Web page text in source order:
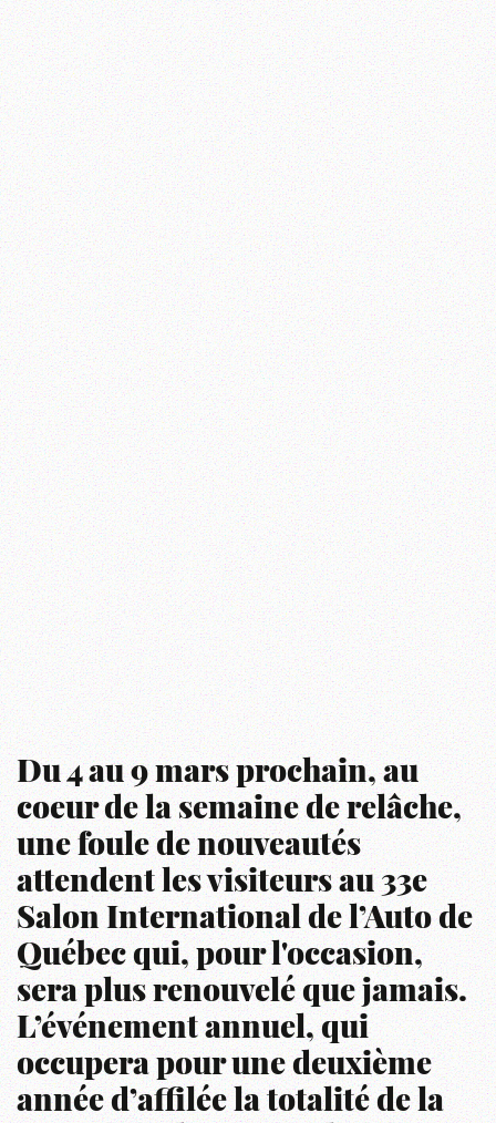
Du 4 au 9 mars prochain, au
coeur de la semaine de relâche,
une foule de nouveautés
attendent les visiteurs au 33e
Salon International de l’Auto de
Québec qui, pour l'occasion,
sera plus renouvelé que jamais.
L’événement annuel, qui
occupera pour une deuxième
année d’affilée la totalité de la